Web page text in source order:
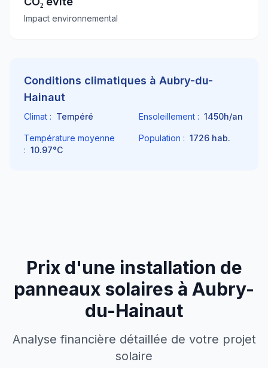
Impact environnemental
Conditions climatiques à Aubry-du-
Hainaut
Climat : Tempéré Ensoleillement : 1450h/an
Température moyenne
: 10.97°C
Population : 1726 hab.
Prix d'une installation de
panneaux solaires à Aubry-
du-Hainaut
Analyse financière détaillée de votre projet
solaire